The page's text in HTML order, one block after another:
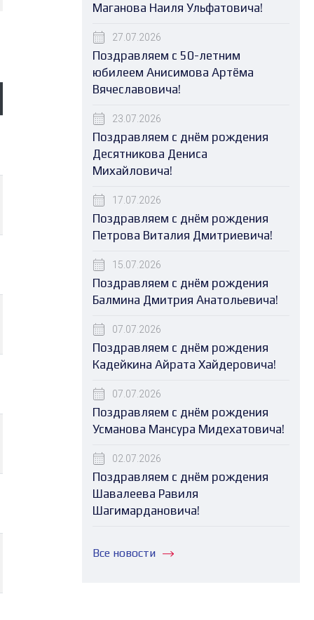
Маганова Наиля Ульфатовича!
27.07.2026
Поздравляем с 50-летним
юбилеем Анисимова Артёма
Вячеславовича!
23.07.2026
Поздравляем с днём рождения
Десятникова Дениса
Михайловича!
17.07.2026
Поздравляем с днём рождения
Петрова Виталия Дмитриевича!
15.07.2026
Поздравляем с днём рождения
Балмина Дмитрия Анатольевича!
07.07.2026
Поздравляем с днём рождения
Кадейкина Айрата Хайдеровича!
07.07.2026
Поздравляем с днём рождения
Усманова Мансура Мидехатовича!
02.07.2026
Поздравляем с днём рождения
Шавалеева Равиля
Шагимардановича!
Все новости